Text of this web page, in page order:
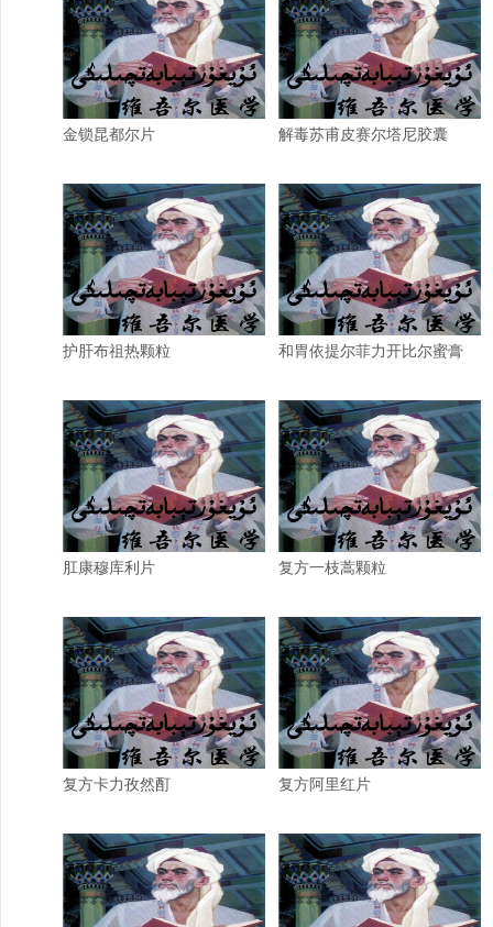
金锁昆都尔片 解毒苏甫皮赛尔塔尼胶囊
护肝布祖热颗粒 和胃依提尔菲力开比尔蜜膏
肛康穆库利片 复方一枝蒿颗粒
复方卡力孜然酊 复方阿里红片